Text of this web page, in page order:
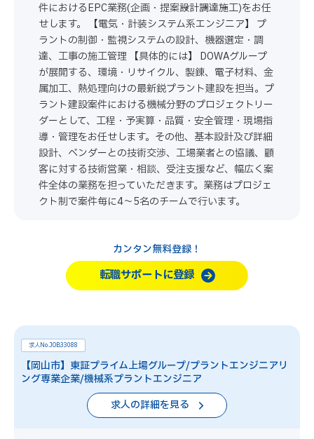
件におけるEPC業務(企画・提案→設計→調達→施工)をお任
せします。 【電気・計装システム系エンジニア】 プ
ラントの制御・監視システムの設計、機器選定・調
達、工事の施工管理 【具体的には】 DOWAグループ
が展開する、環境・リサイクル、製錬、電子材料、金
属加工、熱処理向けの最新鋭プラント建設を担当。プ
ラント建設案件における機械分野のプロジェクトリー
ダーとして、工程・予実算・品質・安全管理・現場指
導・管理をお任せします。その他、基本設計及び詳細
設計、ベンダーとの技術交渉、工場業者との協議、顧
客に対する技術営業・相談、受注支援など、幅広く案
件全体の業務を担っていただきます。業務はプロジェ
クト制で案件毎に4～5名のチームで行います。
カンタン無料登録！
転職サポートに登録
求人No.JOB33088
【岡山市】東証プライム上場グループ/プラントエンジニアリ
ング専業企業/機械系プラントエンジニア
求人の詳細を見る